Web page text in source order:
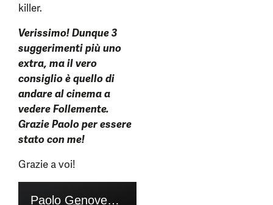
killer.
Verissimo! Dunque 3
suggerimenti più uno
extra, ma il vero
consiglio è quello di
andare al cinema a
vedere Follemente.
Grazie Paolo per essere
stato con me!
Grazie a voi!